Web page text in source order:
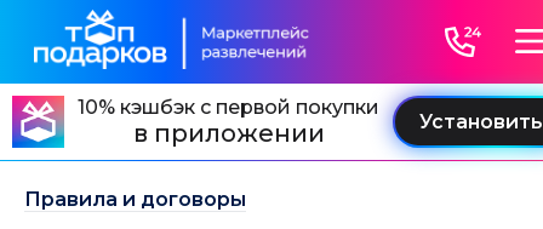
10% кэшбэк с первой покупки
в приложении
Правила и договоры